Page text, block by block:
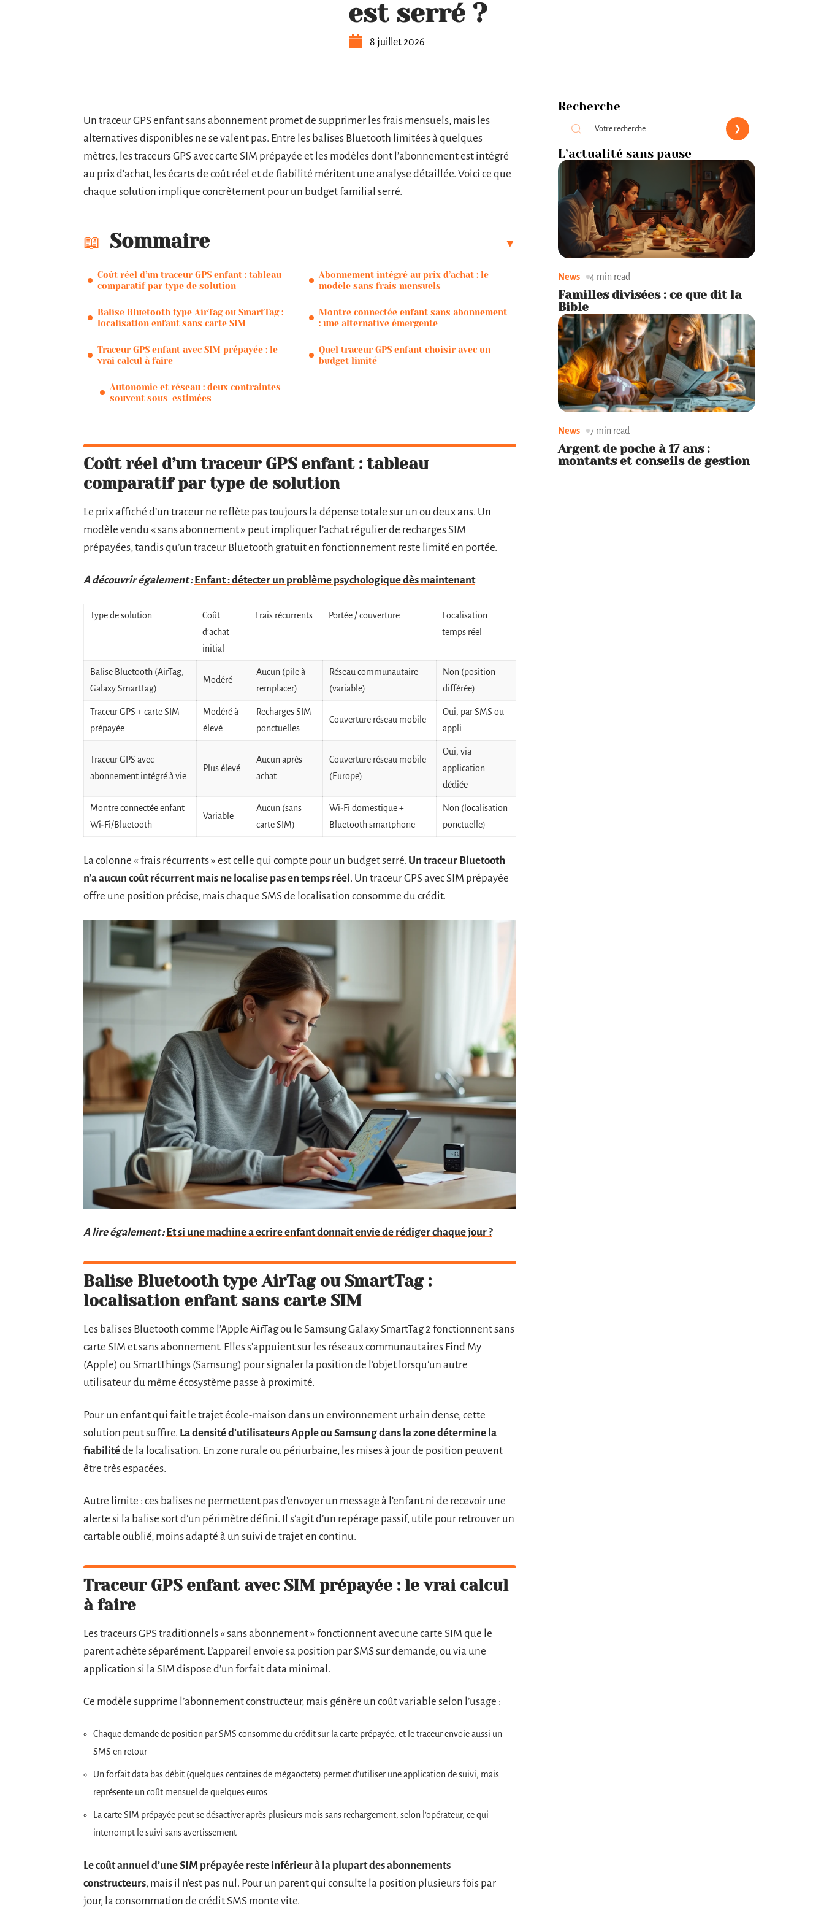
est serré ?
8 juillet 2026
Un traceur GPS enfant sans abonnement promet de supprimer les frais mensuels, mais les
alternatives disponibles ne se valent pas. Entre les balises Bluetooth limitées à quelques
mètres, les traceurs GPS avec carte SIM prépayée et les modèles dont l’abonnement est intégré
au prix d’achat, les écarts de coût réel et de fiabilité méritent une analyse détaillée. Voici ce que
chaque solution implique concrètement pour un budget familial serré.
Sommaire
Coût réel d’un traceur GPS enfant : tableau
comparatif par type de solution
Balise Bluetooth type AirTag ou SmartTag :
localisation enfant sans carte SIM
Traceur GPS enfant avec SIM prépayée : le
vrai calcul à faire
Autonomie et réseau : deux contraintes
souvent sous-estimées
Abonnement intégré au prix d’achat : le
modèle sans frais mensuels
Montre connectée enfant sans abonnement
: une alternative émergente
Quel traceur GPS enfant choisir avec un
budget limité
Coût réel d’un traceur GPS enfant : tableau
comparatif par type de solution
Le prix affiché d’un traceur ne reflète pas toujours la dépense totale sur un ou deux ans. Un
modèle vendu « sans abonnement » peut impliquer l’achat régulier de recharges SIM
prépayées, tandis qu’un traceur Bluetooth gratuit en fonctionnement reste limité en portée.
A découvrir également : Enfant : détecter un problème psychologique dès maintenant
Type de solution
Coût
d’achat
initial
Frais récurrents Portée / couverture
Localisation
temps réel
Balise Bluetooth (AirTag,
Galaxy SmartTag)
Modéré
Aucun (pile à
remplacer)
Réseau communautaire
(variable)
Non (position
différée)
Traceur GPS + carte SIM
prépayée
Modéré à
élevé
Recharges SIM
ponctuelles
Couverture réseau mobile
Oui, par SMS ou
appli
Traceur GPS avec
abonnement intégré à vie
Plus élevé
Aucun après
achat
Couverture réseau mobile
(Europe)
Oui, via
application
dédiée
Montre connectée enfant
Wi-Fi/Bluetooth
Variable
Aucun (sans
carte SIM)
Wi-Fi domestique +
Bluetooth smartphone
Non (localisation
ponctuelle)
La colonne « frais récurrents » est celle qui compte pour un budget serré. Un traceur Bluetooth
n’a aucun coût récurrent mais ne localise pas en temps réel. Un traceur GPS avec SIM prépayée
offre une position précise, mais chaque SMS de localisation consomme du crédit.
A lire également : Et si une machine a ecrire enfant donnait envie de rédiger chaque jour ?
Balise Bluetooth type AirTag ou SmartTag :
localisation enfant sans carte SIM
Les balises Bluetooth comme l’Apple AirTag ou le Samsung Galaxy SmartTag 2 fonctionnent sans
carte SIM et sans abonnement. Elles s’appuient sur les réseaux communautaires Find My
(Apple) ou SmartThings (Samsung) pour signaler la position de l’objet lorsqu’un autre
utilisateur du même écosystème passe à proximité.
Pour un enfant qui fait le trajet école-maison dans un environnement urbain dense, cette
solution peut suffire. La densité d’utilisateurs Apple ou Samsung dans la zone détermine la
fiabilitéde la localisation. En zone rurale ou périurbaine, les mises à jour de position peuvent
être très espacées.
Autre limite : ces balises ne permettent pas d’envoyer un message à l’enfant ni de recevoir une
alerte si la balise sort d’un périmètre défini. Il s’agit d’un repérage passif, utile pour retrouver un
cartable oublié, moins adapté à un suivi de trajet en continu.
Traceur GPS enfant avec SIM prépayée : le vrai calcul
à faire
Les traceurs GPS traditionnels « sans abonnement » fonctionnent avec une carte SIM que le
parent achète séparément. L’appareil envoie sa position par SMS sur demande, ou via une
application si la SIM dispose d’un forfait data minimal.
Ce modèle supprime l’abonnement constructeur, mais génère un coût variable selon l’usage :
Chaque demande de position par SMS consomme du crédit sur la carte prépayée, et le traceur envoie aussi un
SMS en retour
Un forfait data bas débit (quelques centaines de mégaoctets) permet d’utiliser une application de suivi, mais
représente un coût mensuel de quelques euros
La carte SIM prépayée peut se désactiver après plusieurs mois sans rechargement, selon l’opérateur, ce qui
interrompt le suivi sans avertissement
Le coût annuel d’une SIM prépayée reste inférieur à la plupart des abonnements
constructeurs, mais il n’est pas nul. Pour un parent qui consulte la position plusieurs fois par
jour, la consommation de crédit SMS monte vite.
Recherche
L’actualité sans pause
News 4 min read
Familles divisées : ce que dit la
Bible
News 7 min read
Argent de poche à 17 ans :
montants et conseils de gestion